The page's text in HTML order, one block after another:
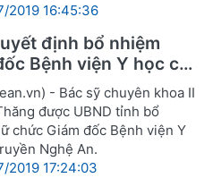
2019 16:45:36
định bổ nhiệm
Bệnh viện Y học cổ
An
- Bác sỹ chuyên khoa II
được UBND tỉnh bổ
chức Giám đốc Bệnh viện Y
Nghệ An.
2019 17:24:03